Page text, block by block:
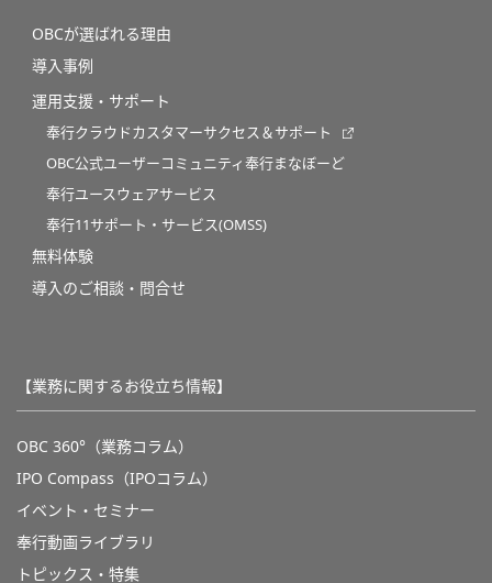
OBCが選ばれる理由
導入事例
運用支援・サポート
奉行クラウドカスタマーサクセス＆サポート
OBC公式ユーザーコミュニティ奉行まなぼーど
奉行ユースウェアサービス
奉行11サポート・サービス(OMSS)
無料体験
導入のご相談・問合せ
【業務に関するお役立ち情報】
OBC 360°（業務コラム）
IPO Compass（IPOコラム）
イベント・セミナー
奉行動画ライブラリ
トピックス・特集